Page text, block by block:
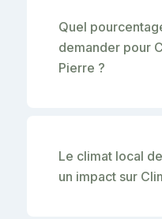
Quel
demander pour
Pierre ?
Le climat local
un impact sur